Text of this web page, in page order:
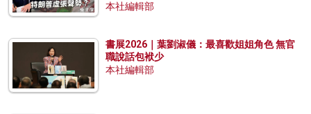
本社編輯部
書展2026｜葉劉淑儀：最喜歡姐姐角色 無官
職說話包袱少
本社編輯部